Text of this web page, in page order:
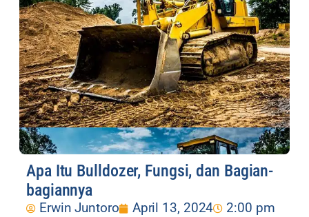
Apa Itu Bulldozer, Fungsi, dan Bagian-
bagiannya
Erwin Juntoro April 13, 2024
2:00 pm